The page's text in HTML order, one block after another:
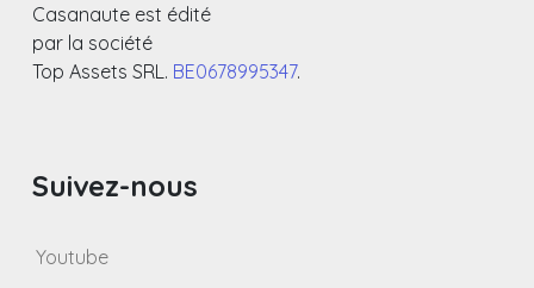
Casanaute est édité
par la société
Top Assets SRL. BE0678995347.
Suivez-nous
Youtube